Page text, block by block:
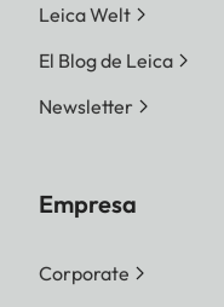
Leica Welt
El Blog de Leica
Newsletter
Empresa
Corporate